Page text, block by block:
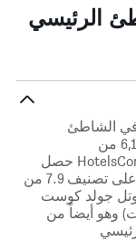
الرئيسي
في الشاطئ
الرئيسي حصل على تصنيف 8.4 من أصل 6,101 من
التقييمات.وفقاً لتعليقات مستخدمي HotelsCombined حصل
شيراتون غراند ميراج ريزروت غولد كوست (على تصنيف 7.9 من
هوتل جولد كوست
من التقييمات) وهو أيضاً من